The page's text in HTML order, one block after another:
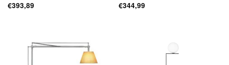
€393,89
€344,99